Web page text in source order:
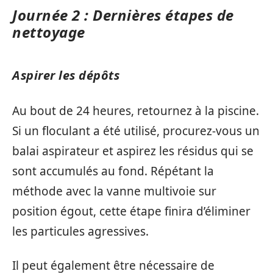
Journée 2 : Dernières étapes de
nettoyage
Aspirer les dépôts
Au bout de 24 heures, retournez à la piscine.
Si un floculant a été utilisé, procurez-vous un
balai aspirateur et aspirez les résidus qui se
sont accumulés au fond. Répétant la
méthode avec la vanne multivoie sur
position égout, cette étape finira d’éliminer
les particules agressives.
Il peut également être nécessaire de